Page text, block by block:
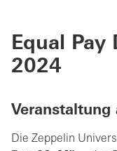
Equal Pay
2024
Veranstaltung
Die Zeppelin